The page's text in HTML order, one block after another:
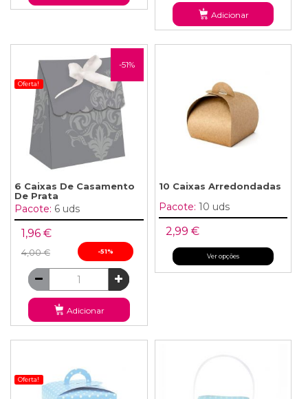
Adicionar
-51%
Oferta!
6 Caixas De Casamento
De Prata
Pacote: 6 uds
1,96 €
4,00 € -51%
Adicionar
10 Caixas Arredondadas
Pacote: 10 uds
2,99 €
Ver opções
Oferta!